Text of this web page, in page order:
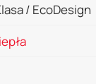
/ EcoDesign